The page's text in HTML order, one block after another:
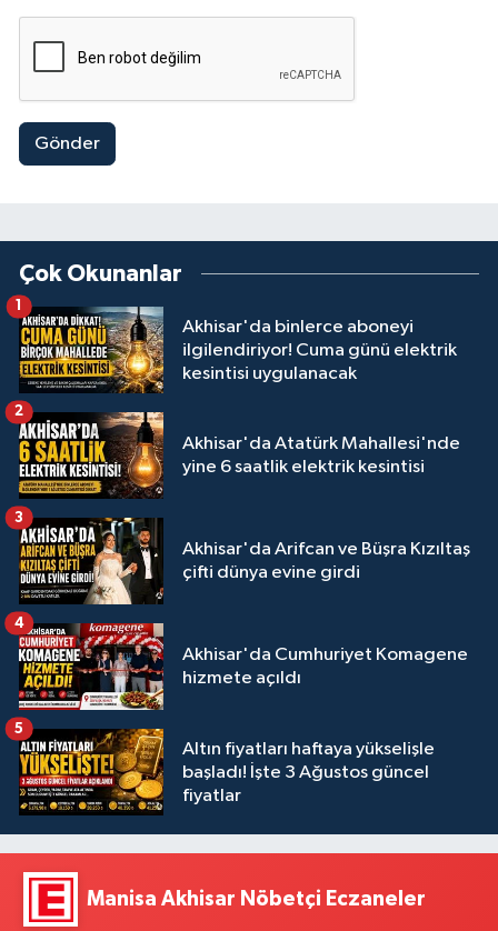
Gönder
Çok Okunanlar
Akhisar'da binlerce aboneyi
ilgilendiriyor! Cuma günü elektrik
kesintisi uygulanacak
Akhisar'da Atatürk Mahallesi'nde
yine 6 saatlik elektrik kesintisi
2
Akhisar'da Arifcan ve Büşra Kızıltaş
çifti dünya evine girdi
3
Akhisar'da Cumhuriyet Komagene
hizmete açıldı
4
Altın fiyatları haftaya yükselişle
başladı! İşte 3 Ağustos güncel
fiyatlar
5
Manisa Akhisar Nöbetçi Eczaneler